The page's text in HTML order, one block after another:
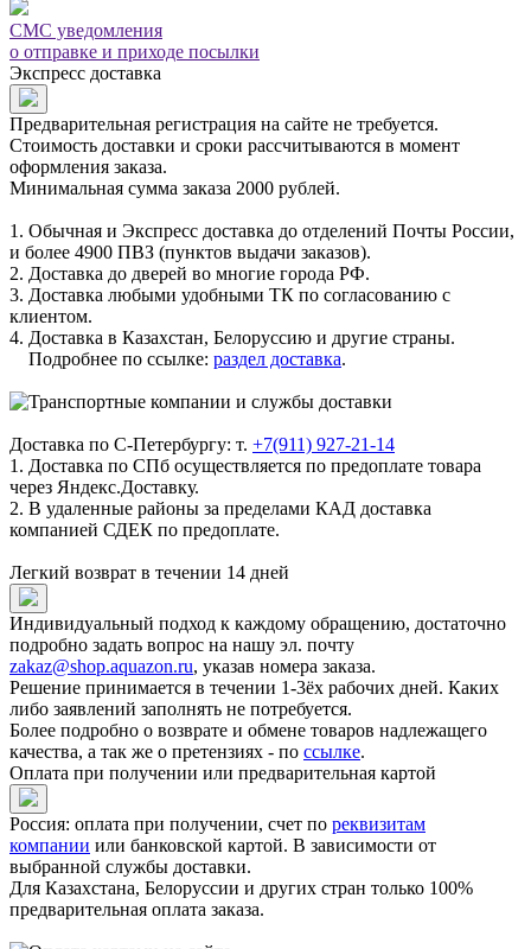
СМС уведомления
о отправке и приходе посылки
Экспресс доставка
Предварительная регистрация на сайте не требуется.
Стоимость доставки и сроки рассчитываются в момент
оформления заказа.
Минимальная сумма заказа 2000 рублей.
1. Обычная и Экспресс доставка до отделений Почты России,
и более 4900 ПВЗ (пунктов выдачи заказов).
2. Доставка до дверей во многие города РФ.
3. Доставка любыми удобными ТК по согласованию с
клиентом.
4. Доставка в Казахстан, Белоруссию и другие страны.
Подробнее по ссылке: раздел доставка.
Доставка по С-Петербургу: т. +7(911) 927-21-14
1. Доставка по СПб осуществляется по предоплате товара
через Яндекс.Доставку.
2. В удаленные районы за пределами КАД доставка
компанией СДЕК по предоплате.
Легкий возврат в течении 14 дней
Индивидуальный подход к каждому обращению, достаточно
подробно задать вопрос на нашу эл. почту
zakaz@shop.aquazon.ru, указав номера заказа.
Решение принимается в течении 1-3ёх рабочих дней. Каких
либо заявлений заполнять не потребуется.
Более подробно о возврате и обмене товаров надлежащего
качества, а так же о претензиях - по ссылке.
Оплата при получении или предварительная картой
Россия: оплата при получении, счет по реквизитам
компании или банковской картой. В зависимости от
выбранной службы доставки.
Для Казахстана, Белоруссии и других стран только 100%
предварительная оплата заказа.